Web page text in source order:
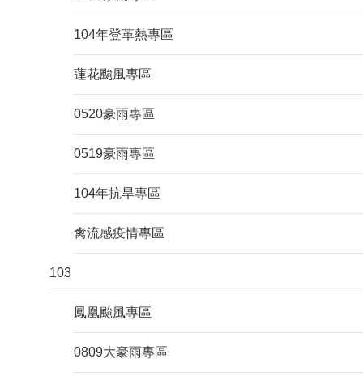
104年登革熱專區
蓮花颱風專區
0520豪雨專區
0519豪雨專區
104年抗旱專區
禽流感疫情專區
103
鳳凰颱風專區
0809大豪雨專區